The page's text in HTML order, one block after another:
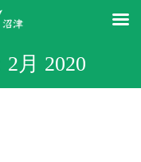
2月 2020